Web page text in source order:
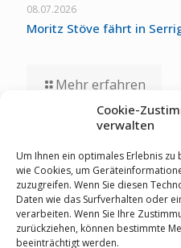
Cookie-
verwalten
Um Ihnen ein optimales Erlebnis
wie Cookies, um
zuzugreifen. Wenn Sie diesen
Daten wie das Surfverhalten oder
verarbeiten. Wenn Sie Ihre
zurückziehen, können bestimmte
beeinträchtigt werden.
08.07.2026
Moritz Stöve fährt in
Mehr erfahren
Staubwolke-U17 zollt
Deutschen
Mehr erfahren